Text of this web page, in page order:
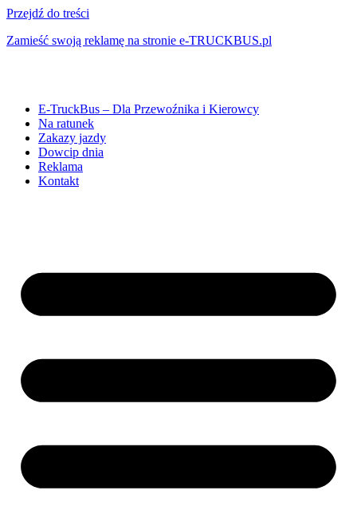
Przejdź do treści
Zamieść swoją reklamę na stronie e-TRUCKBUS.pl
E-TruckBus – Dla Przewoźnika i Kierowcy
Na ratunek
Zakazy jazdy
Dowcip dnia
Reklama
Kontakt